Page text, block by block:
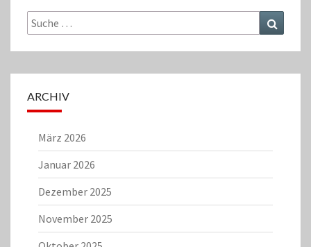
Suche
nach:
ARCHIV
März 2026
Januar 2026
Dezember 2025
November 2025